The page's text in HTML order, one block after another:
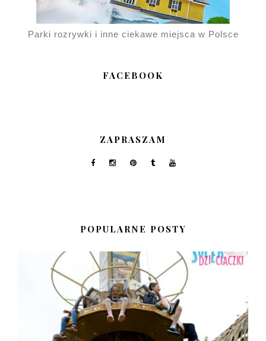
Parki rozrywki i inne ciekawe miejsca w Polsce
FACEBOOK
ZAPRASZAM
POPULARNE POSTY